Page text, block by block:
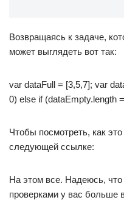
Возвращаясь к задаче,
может выглядеть вот так:
var dataFull = [3,5,7]; var
0) else if (dataEmpty.length
Чтобы посмотреть, как
следующей ссылке:
На этом все. Надеюсь,
проверками у вас больше